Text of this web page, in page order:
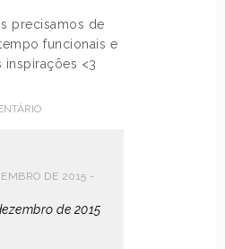
precisamos de
funcionais e
inspirações <3
DE 2015 -
de 2015